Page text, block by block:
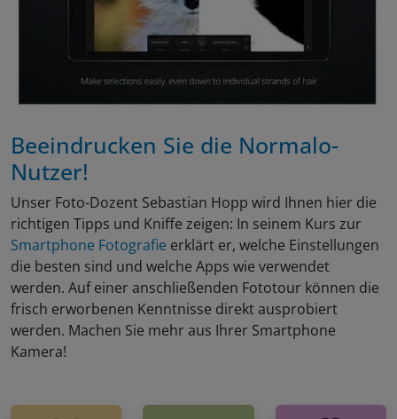
Beeindrucken Sie die Normalo-
Nutzer!
Unser Foto-Dozent Sebastian Hopp wird Ihnen hier die
richtigen Tipps und Kniffe zeigen: In seinem Kurs zur
Smartphone Fotografie erklärt er, welche Einstellungen
die besten sind und welche Apps wie verwendet
werden. Auf einer anschließenden Fototour können die
frisch erworbenen Kenntnisse direkt ausprobiert
werden. Machen Sie mehr aus Ihrer Smartphone
Kamera!